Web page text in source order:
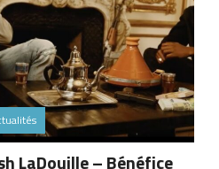
LaDouille – Bénéfice